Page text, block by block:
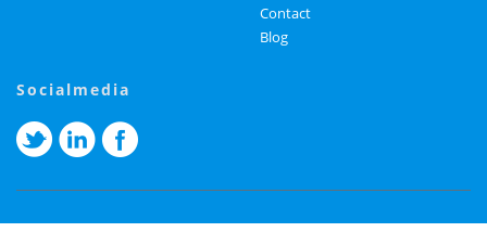
Contact
Blog
socialmedia